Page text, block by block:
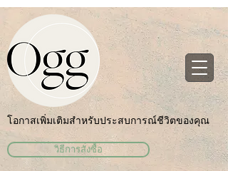
โอกาสเพิ่มเติมสำหรับประสบการณ์ชีวิตของคุณ
วิธีการสั่งซื้อ